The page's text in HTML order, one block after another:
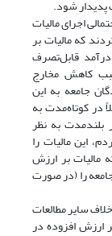
پدیدار شود.
احتمالی اجرای مالیات
که مالیات بر
قابل‌تصرف
کاهش مخارج
جامعه به این
در کوتاه‌مدت به
بلند‌مدت به نظر
این مالیات را
مالیات بر ارزش
را (در صورت
سایر مطالعات
ارزش افزوده در